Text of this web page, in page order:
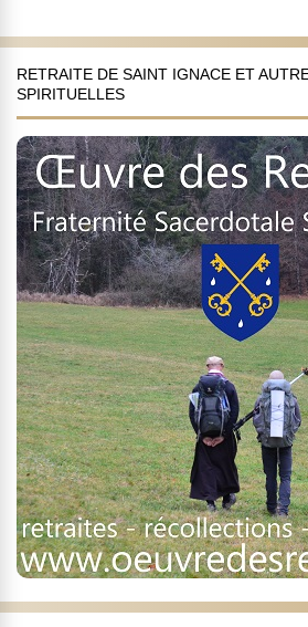
RETRAITE DE SAINT IGNACE ET
SPIRITUELLES